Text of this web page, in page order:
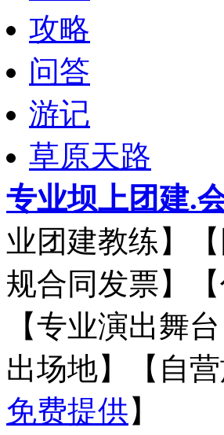
攻略
问答
游记
草原天路
专业坝上团建.
业团建教练】
规合同发票】
【专业演出舞
出场地】【自
免费提供】